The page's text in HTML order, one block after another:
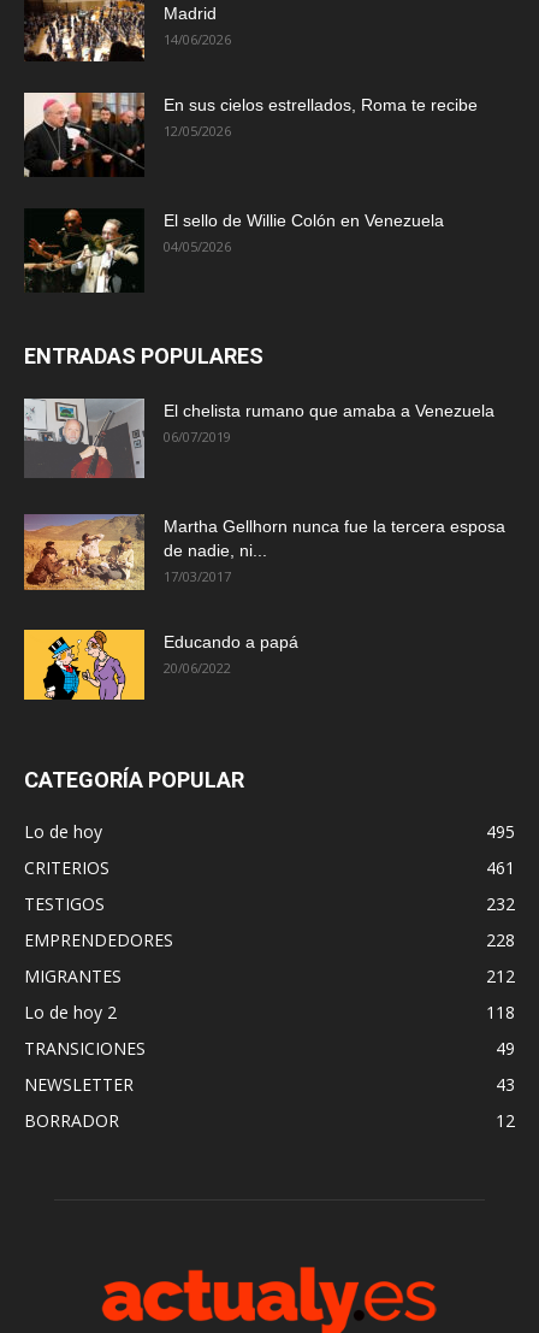
Madrid
14/06/2026
En sus cielos estrellados, Roma te recibe
12/05/2026
El sello de Willie Colón en Venezuela
04/05/2026
ENTRADAS POPULARES
El chelista rumano que amaba a Venezuela
06/07/2019
Martha Gellhorn nunca fue la tercera esposa
de nadie, ni...
17/03/2017
Educando a papá
20/06/2022
CATEGORÍA POPULAR
Lo de hoy
495
CRITERIOS
461
TESTIGOS
232
EMPRENDEDORES
228
MIGRANTES
212
Lo de hoy 2
118
TRANSICIONES
49
NEWSLETTER
43
BORRADOR
12